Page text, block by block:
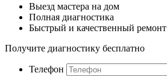
Выезд мастера на дом
Полная диагностика
Быстрый и качественный ремонт
Получите диагностику бесплатно
Телефон